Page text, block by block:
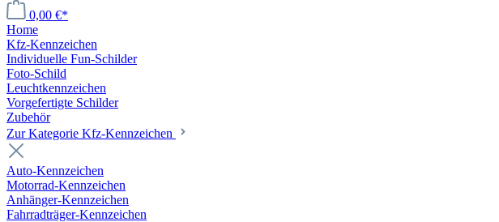
0,00 €*
Home
Kfz-Kennzeichen
Individuelle Fun-Schilder
Foto-Schild
Leuchtkennzeichen
Vorgefertigte Schilder
Zubehör
Zur Kategorie Kfz-Kennzeichen
Auto-Kennzeichen
Motorrad-Kennzeichen
Anhänger-Kennzeichen
Fahrradträger-Kennzeichen